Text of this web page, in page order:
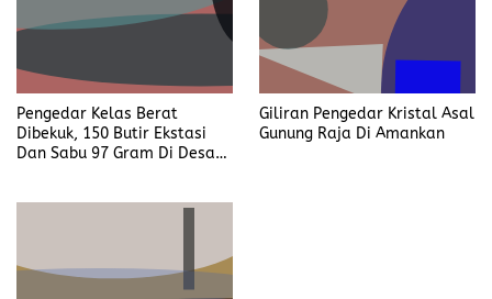
Pengedar Kelas Berat
Dibekuk, 150 Butir Ekstasi
Dan Sabu 97 Gram Di Desa
Giliran Pengedar Kristal Asal
Gunung Raja Di Amankan